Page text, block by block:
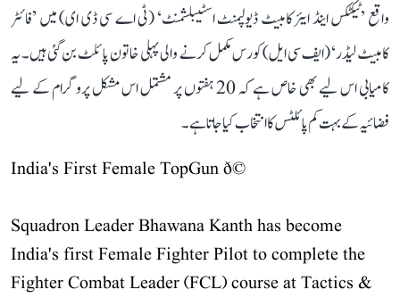
واقع ’ٹیکٹکس اینڈ ایئر کامبیٹ ڈیولپمنٹ اسٹیبلشمنٹ‘ (ٹی اے سی ڈی ای) میں ’فائٹر
کامبیٹ لیڈر‘ (ایف سی ایل) کورس مکمل کرنے والی پہلی خاتون پائلٹ بن گئی ہیں۔ یہ
کامیابی اس لیے بھی خاص ہے کہ 20 ہفتوں پر مشتمل اس مشکل پروگرام کے لیے
فضائیہ کے بہت کم پائلٹس کا انتخاب کیا جاتا ہے۔
India's First Female TopGun ð©
Squadron Leader Bhawana Kanth has become
India's first Female Fighter Pilot to complete the
Fighter Combat Leader (FCL) course at Tactics &